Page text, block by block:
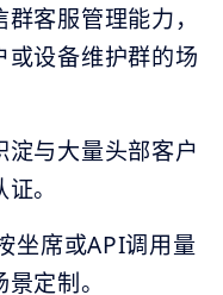
客服管理能力，
设备维护群的场
与大量头部客户
。
坐席或API调用量
定制。